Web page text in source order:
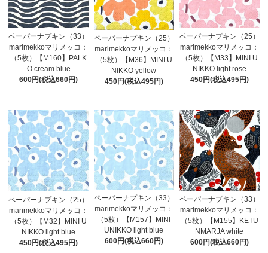
ペーパーナプキン（33）
marimekkoマリメッコ：
（5枚）【M160】PALK
O cream blue
600円(税込660円)
ペーパーナプキン（25）
marimekkoマリメッコ：
（5枚）【M36】MINI U
NIKKO yellow
450円(税込495円)
ペーパーナプキン（25）
marimekkoマリメッコ：
（5枚）【M33】MINI U
NIKKO light rose
450円(税込495円)
ペーパーナプキン（25）
marimekkoマリメッコ：
（5枚）【M32】MINI U
NIKKO light blue
450円(税込495円)
ペーパーナプキン（33）
marimekkoマリメッコ：
（5枚）【M157】MINI
UNIKKO light blue
600円(税込660円)
ペーパーナプキン（33）
marimekkoマリメッコ：
（5枚）【M155】KETU
NMARJA white
600円(税込660円)